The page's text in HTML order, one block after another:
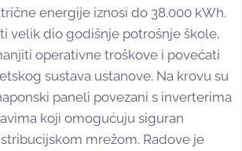
energije iznosi do 38.000 kWh.
velik dio godišnje potrošnje škole,
operativne troškove i povećati
sustava ustanove. Na krovu su
paneli povezani s inverterima
koji omogućuju siguran
mrežom. Radove je